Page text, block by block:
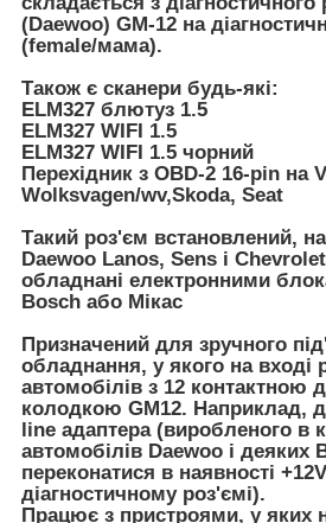
(Daewoo) GM-12 на
(female/мама).
Також є сканери будь-які:
ELM327 блютуз 1.5
ELM327 WIFI 1.5
ELM327 WIFI 1.5 чорний
Перехідник з OBD-2 16-pin на
Wolksvagen/wv,Skoda, Seat
Такий роз'єм встановлений,
Daewoo Lanos, Sens і
обладнані електронними
Bosch або Мікас
Призначений для зручного
обладнання, у якого на вході
автомобілів з 12 контактною
колодкою GM12. Наприклад,
line адаптера (виробленого в
автомобілів Daewoo і
переконатися в наявності
діагностичному роз'ємі).
Працює з пристроями, у яких